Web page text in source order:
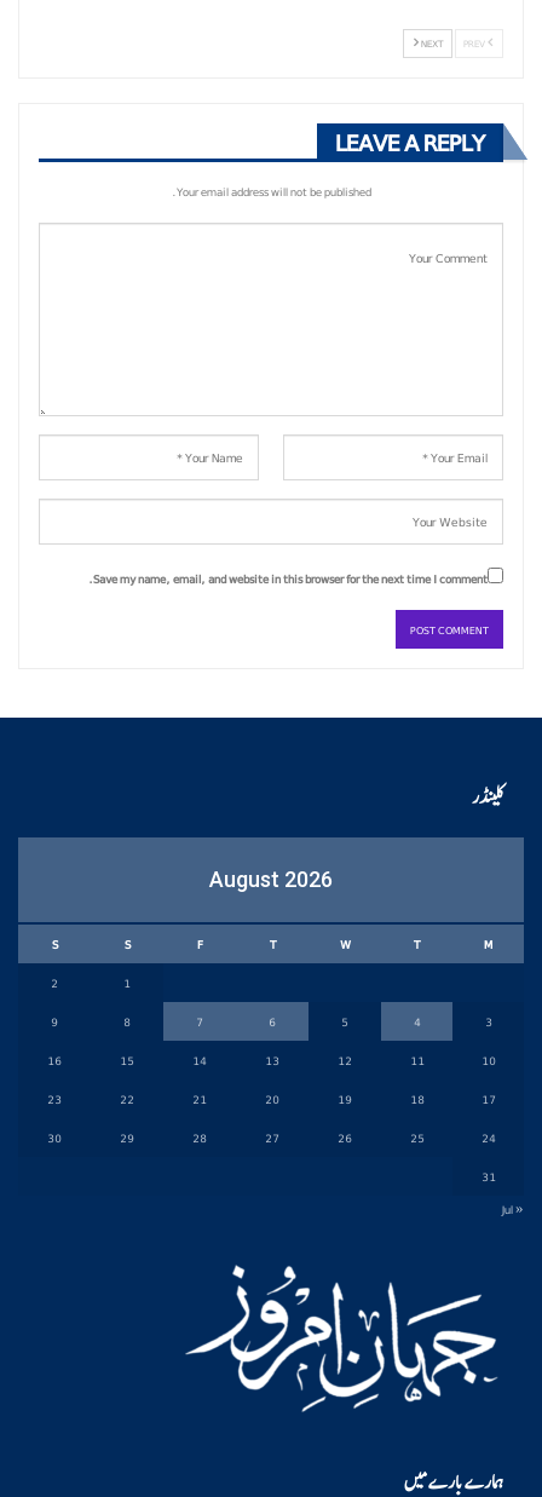
NEXT
LEAVE A REPLY
Your email address will not be published.
Save my name, email, and website in this browser for the next time I comment.
کلینڈر
August 2026
M
T
W
T
F
S
S
1
2
3
4
5
6
7
8
9
10
11
12
13
14
15
16
17
18
19
20
21
22
23
24
25
26
27
28
29
30
31
« Jul
ہمارے بارے میں